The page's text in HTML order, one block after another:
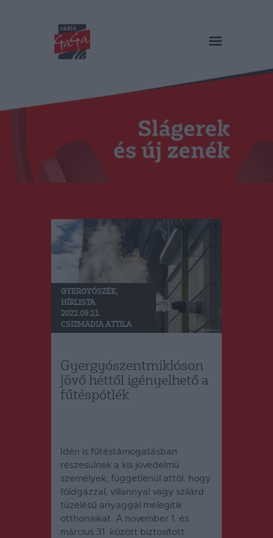
RÁDIÓ GAGA
Műsorok
Duma Duba
Podcast és videók
Stáb
Kapcsolat
RO
GYERGYÓSZÉK,
HÍRLISTA
2022.09.21.
CSIZMADIA ATTILA
Gyergyószentmiklóson
jövő héttől igényelhető a
fűtéspótlék
Idén is fűtéstámogatásban
részesülnek a kis jövedelmű
személyek, függetlenül attól, hogy
földgázzal, villannyal vagy szilárd
tüzelésű anyaggal melegítik
otthonaikat. A november 1. és
március 31. között biztosított